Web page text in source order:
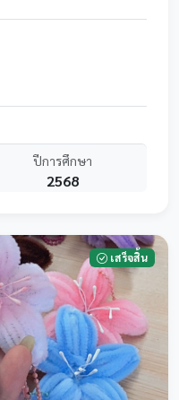
ปีการศึกษา
2568
เสร็จสิ้น